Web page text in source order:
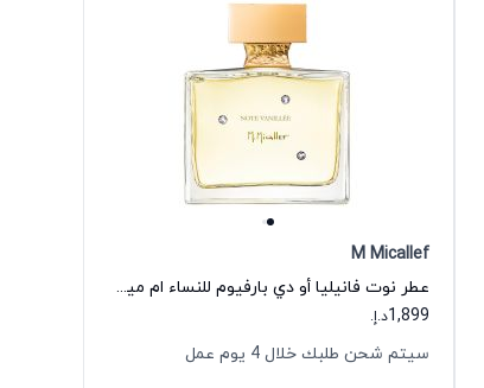
M Micallef
عطر نوت فانيليا أو دي بارفيوم للنساء ام ميكاليف
1,899د.إ.
سيتم شحن طلبك خلال 4 يوم عمل